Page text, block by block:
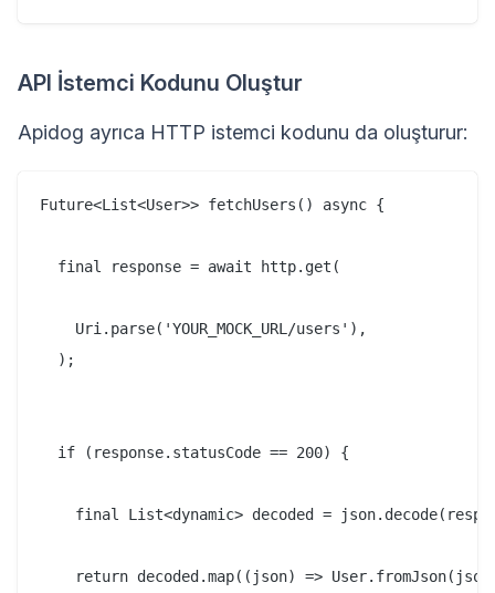
API İstemci Kodunu Oluştur
Apidog ayrıca HTTP istemci kodunu da oluşturur:
Future<List<User>> fetchUsers() async {
  final response = await http.get(
    Uri.parse('YOUR_MOCK_URL/users'),
  );
  if (response.statusCode == 200) {
final List<dynamic> decoded =
return decoded.map((json) =>